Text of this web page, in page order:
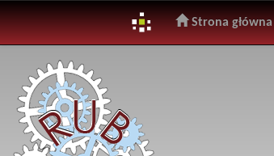
navigation
Strona główna